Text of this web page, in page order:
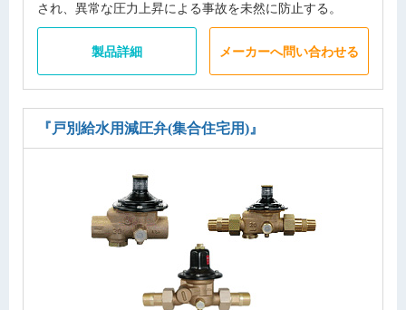
され、異常な圧力上昇による事故を未然に防止する。
製品詳細 メーカーへ問い合わせる
『戸別給水用減圧弁(集合住宅用)』